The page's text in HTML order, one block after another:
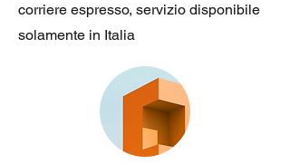
corriere espresso, servizio disponibile
solamente in Italia